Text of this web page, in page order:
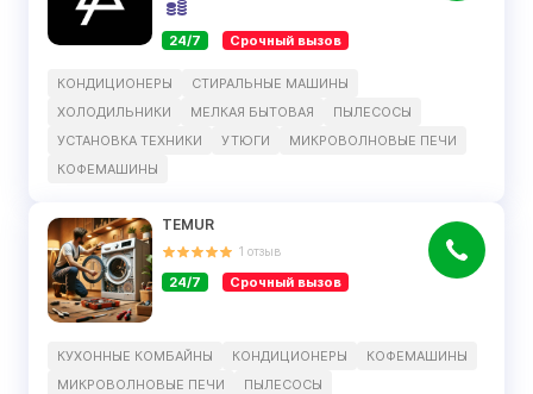
24/7 Срочный вызов
КОНДИЦИОНЕРЫ
СТИРАЛЬНЫЕ МАШИНЫ
ХОЛОДИЛЬНИКИ
МЕЛКАЯ БЫТОВАЯ
ПЫЛЕСОСЫ
УСТАНОВКА ТЕХНИКИ
УТЮГИ
МИКРОВОЛНОВЫЕ ПЕЧИ
КОФЕМАШИНЫ
TEMUR
1 отзыв
24/7 Срочный вызов
КУХОННЫЕ КОМБАЙНЫ КОНДИЦИОНЕРЫ
КОФЕМАШИНЫ
МИКРОВОЛНОВЫЕ ПЕЧИ
ПЫЛЕСОСЫ